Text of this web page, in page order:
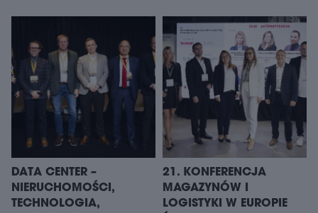
DATA CENTER –
NIERUCHOMOŚCI,
TECHNOLOGIA,
21. KONFERENCJA
MAGAZYNÓW I
LOGISTYKI W EUROPIE